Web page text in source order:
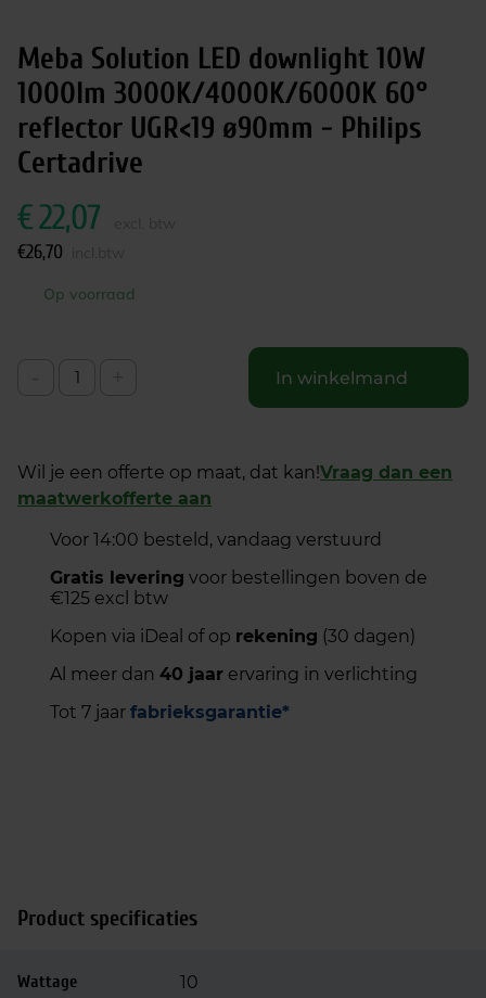
Meba Solution LED downlight 10W
1000lm 3000K/4000K/6000K 60°
reflector UGR<19 ø90mm - Philips
Certadrive
€22,07
€26,70
Op voorraad
In winkelmand
Wil je een offerte op maat, dat kan!Vraag dan een
maatwerkofferte aan
Voor 14:00 besteld, vandaag verstuurd
Gratis levering voor bestellingen boven de
€125 excl btw
Kopen via iDeal of op rekening (30 dagen)
Al meer dan 40 jaar ervaring in verlichting
Tot 7 jaar fabrieksgarantie*
Product specificaties
Wattage 10